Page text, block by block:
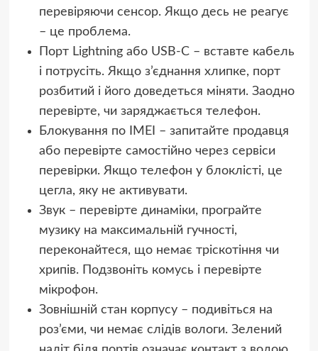
перевіряючи сенсор. Якщо десь не реагує
– це проблема.
Порт Lightning або USB-C – вставте кабель
і потрусіть. Якщо з’єднання хлипке, порт
розбитий і його доведеться міняти. Заодно
перевірте, чи заряджається телефон.
Блокування по IMEI – запитайте продавця
або перевірте самостійно через сервіси
перевірки. Якщо телефон у блоклісті, це
цегла, яку не активувати.
Звук – перевірте динаміки, програйте
музику на максимальній гучності,
переконайтеся, що немає тріскотіння чи
хрипів. Подзвоніть комусь і перевірте
мікрофон.
Зовнішній стан корпусу – подивіться на
роз’єми, чи немає слідів вологи. Зелений